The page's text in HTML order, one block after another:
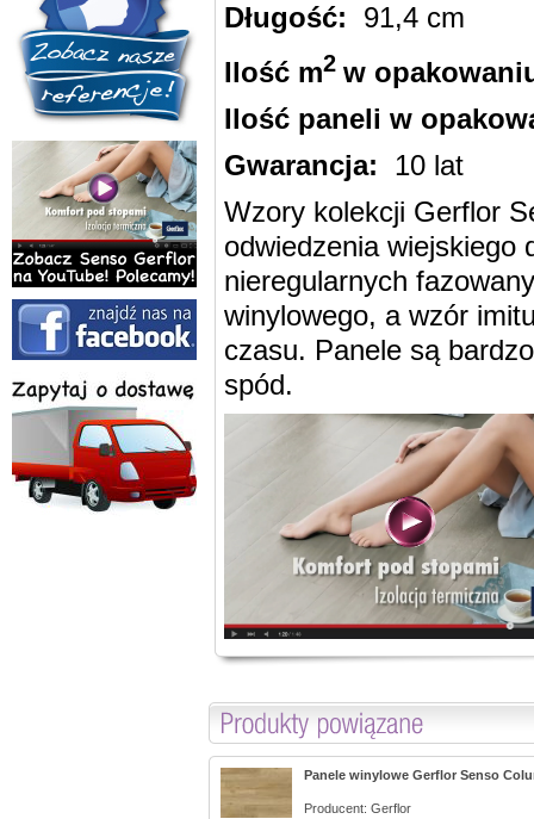
Długość: 91,4 cm
Ilość m2 w
Ilość paneli w
Gwarancja: 10 lat
Wzory kolekcji Gerflor
odwiedzenia wiejskiego
nieregularnych
winylowego, a wzór
czasu. Panele są
spód.
Panele winylowe Gerflor Senso
Producent: Gerflor